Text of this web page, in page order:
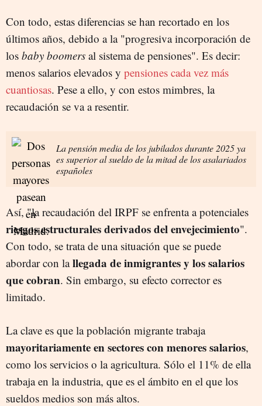
Con todo, estas diferencias se han recortado en los
últimos años, debido a la "progresiva incorporación de
los baby boomers al sistema de pensiones". Es decir:
menos salarios elevados y pensiones cada vez más
cuantiosas. Pese a ello, y con estos mimbres, la
recaudación se va a resentir.
La pensión media de los jubilados durante 2025 ya
es superior al sueldo de la mitad de los asalariados
españoles
Así, "la recaudación del IRPF se enfrenta a potenciales
riesgos estructurales derivados del envejecimiento".
Con todo, se trata de una situación que se puede
abordar con lallegada de inmigrantes y los salarios
que cobran. Sin embargo, su efecto corrector es
limitado.
La clave es que la población migrante trabaja
mayoritariamente en sectores con menores salarios,
como los servicios o la agricultura. Sólo el 11% de ella
trabaja en la industria, que es el ámbito en el que los
sueldos medios son más altos.